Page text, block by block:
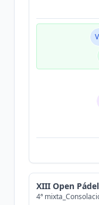
XIII Open
4ª